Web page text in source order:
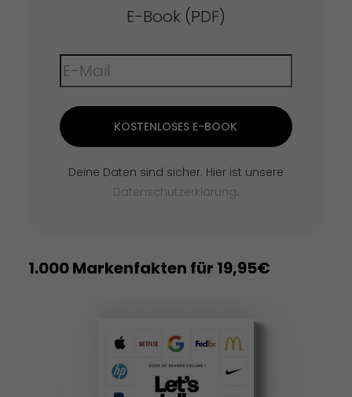
E-Book (PDF)
KOSTENLOSES E-BOOK
Deine Daten sind sicher. Hier ist unsere
Datenschutzerklärung.
1.000 Markenfakten für 19,95€